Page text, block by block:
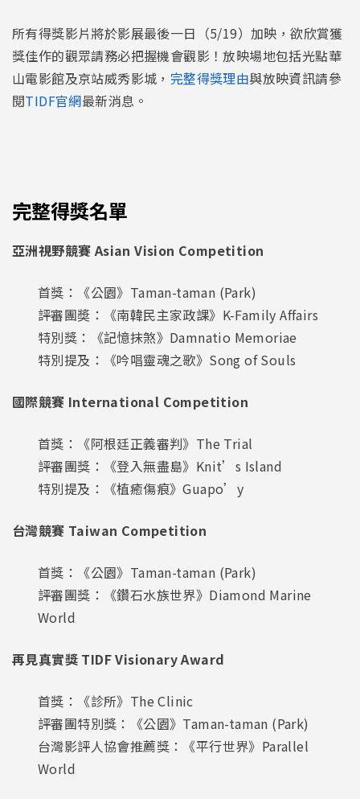
所有得獎影片將於影展最後一日（5/19）加映，欲欣賞獲
獎佳作的觀眾請務必把握機會觀影！放映場地包括光點華
山電影館及京站威秀影城， 完整得獎理由與放映資訊請參
閱TIDF官網最新消息。
完整得獎名單
亞洲視野競賽 Asian Vision Competition
首獎：《公園》Taman-taman (Park)
評審團奬：《南韓民主家政課》K-Family Affairs
特別獎：《記憶抹煞》Damnatio Memoriae
特別提及：《吟唱靈魂之歌》Song of Souls
國際競賽 International Competition
首獎：《阿根廷正義審判》The Trial
評審團獎：《登入無盡島》Knit’s Island
特別提及：《植癒傷痕》Guapo’y
台灣競賽 Taiwan Competition
首獎：《公園》Taman-taman (Park)
評審團獎：《鑽石水族世界》Diamond Marine
World
再見真實獎 TIDF Visionary Award
首獎：《診所》The Clinic
評審團特別獎：《公園》Taman-taman (Park)
台灣影評人協會推薦獎：《平行世界》Parallel
World